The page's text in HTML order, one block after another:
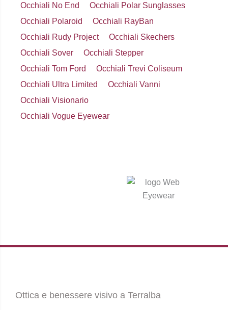
Occhiali No End
Occhiali Polar Sunglasses
Occhiali Polaroid
Occhiali RayBan
Occhiali Rudy Project
Occhiali Skechers
Occhiali Sover
Occhiali Stepper
Occhiali Tom Ford
Occhiali Trevi Coliseum
Occhiali Ultra Limited
Occhiali Vanni
Occhiali Visionario
Occhiali Vogue Eyewear
Ottica e benessere visivo a Terralba